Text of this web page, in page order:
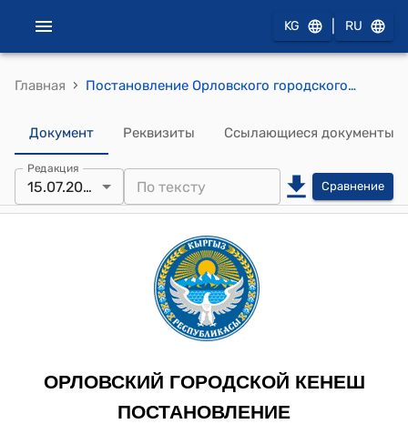
KG RU
Главная › Постановление Орловского городского кенеша от 15 июля 2025 года № 61/7-29 "Об утверждении тарифа на поливную воду в селе Подгорное"
Документ Реквизиты Ссылающиеся документы
Редакция
15.07.2025 Сравнение